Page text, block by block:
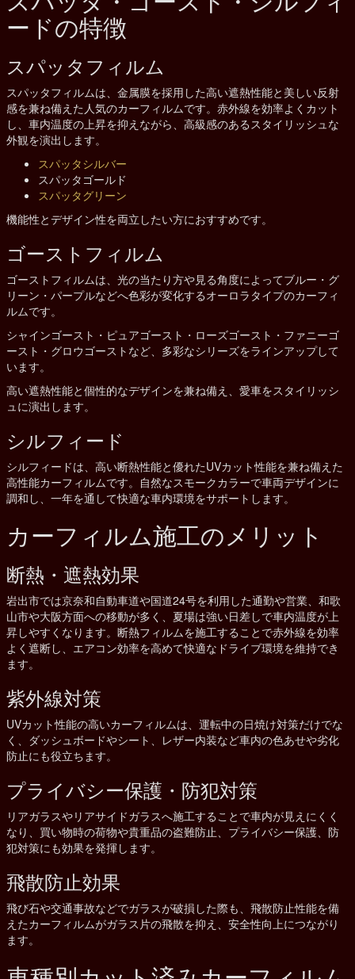
ードの特徴
スパッタフィルム
スパッタフィルムは、金属膜を採用した高い遮熱性能と美しい反射
感を兼ね備えた人気のカーフィルムです。赤外線を効率よくカット
し、車内温度の上昇を抑えながら、高級感のあるスタイリッシュな
外観を演出します。
スパッタシルバー
スパッタゴールド
スパッタグリーン
機能性とデザイン性を両立したい方におすすめです。
ゴーストフィルム
ゴーストフィルムは、光の当たり方や見る角度によってブルー・グ
リーン・パープルなどへ色彩が変化するオーロラタイプのカーフィ
ルムです。
シャインゴースト・ピュアゴースト・ローズゴースト・ファニーゴ
ースト・グロウゴーストなど、多彩なシリーズをラインアップして
います。
高い遮熱性能と個性的なデザインを兼ね備え、愛車をスタイリッシ
ュに演出します。
シルフィード
シルフィードは、高い断熱性能と優れたUVカット性能を兼ね備えた
高性能カーフィルムです。自然なスモークカラーで車両デザインに
調和し、一年を通して快適な車内環境をサポートします。
カーフィルム施工のメリット
断熱・遮熱効果
岩出市では京奈和自動車道や国道24号を利用した通勤や営業、和歌
山市や大阪方面への移動が多く、夏場は強い日差しで車内温度が上
昇しやすくなります。断熱フィルムを施工することで赤外線を効率
よく遮断し、エアコン効率を高めて快適なドライブ環境を維持でき
ます。
紫外線対策
UVカット性能の高いカーフィルムは、運転中の日焼け対策だけでな
く、ダッシュボードやシート、レザー内装など車内の色あせや劣化
防止にも役立ちます。
プライバシー保護・防犯対策
リアガラスやリアサイドガラスへ施工することで車内が見えにくく
なり、買い物時の荷物や貴重品の盗難防止、プライバシー保護、防
犯対策にも効果を発揮します。
飛散防止効果
飛び石や交通事故などでガラスが破損した際も、飛散防止性能を備
えたカーフィルムがガラス片の飛散を抑え、安全性向上につながり
ます。